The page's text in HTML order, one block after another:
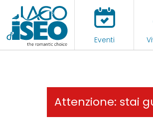
Eventi
Attenzione: stai